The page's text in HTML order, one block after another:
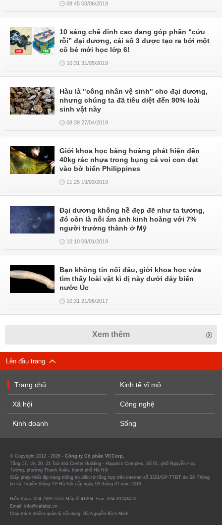
08:45 08/06/2019
10 sáng chế đỉnh cao đang góp phần “cứu
rỗi” đại dương, cái số 3 được tạo ra bởi một
cô bé mới học lớp 6!
10:31 31/05/2019
Hàu là "công nhân vệ sinh" cho đại dương,
nhưng chúng ta đã tiêu diệt đến 90% loài
sinh vật này
08:39 27/04/2019
Giới khoa học bàng hoàng phát hiện đến
40kg rác nhựa trong bụng cá voi con dạt
vào bờ biển Philippines
11:25 19/03/2019
Đại dương không hề đẹp đẽ như ta tưởng,
đó còn là nỗi ám ảnh kinh hoàng với 7%
người trưởng thành ở Mỹ
10:10 09/01/2019
Bạn không tin nổi đâu, giới khoa học vừa
tìm thấy loài vật kì dị này dưới đáy biển
nước Úc
10:31 21/06/2017
Xem thêm
Lên đầu trang
Trang chủ
Xã hội
Kinh doanh
Kinh tế vĩ mô
Công nghệ
Sống
© Copyright 2012 - 2026 - Công ty Cổ phần VCCorp.
Tầng 17, 19, 20, 21 Toà nhà Center Building - Hapulico Complex, Số 01, phố Nguyễn Huy
Tưởng, phường Thanh Xuân, thành phố Hà Nội
Giấy phép thiết lập trang thông tin điện tử tổng hợp trên internet số 3321/GP-TTĐT do Sở Thông
tin và Truyền thông TP Hà Nội cấp ngày 03 tháng 07 năm 2019.
Điện thoại: 024 7309 5555 Máy lẻ 41294. Fax: 024-39743413
Email: info@cafebiz.vn
Chịu trách nhiệm quản lý nội dung: Bà Nguyễn Bích Minh